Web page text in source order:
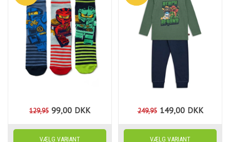
129,95 99,00 DKK 249,95 149,00 DKK